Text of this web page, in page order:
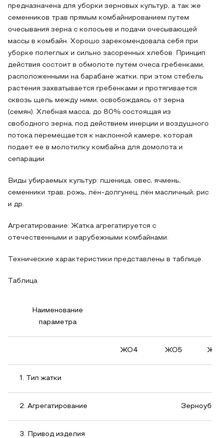
предназначена для уборки зерновых культур, а так же
семенников трав прямым комбайнированием путем
очесывания зерна с колосьев и подачи очесывающей
массы в комбайн. Хорошо зарекомендовала себя при
уборке полеглых и сильно засоренных хлебов. Принцип
действия состоит в обмолоте путем очеса гребенками,
расположенными на барабане жатки, при этом стебель
растения захватывается гребенками и протягивается
сквозь щель между ними, освобождаясь от зерна
(семян). Хлебная масса, до 80% состоящая из
свободного зерна, под действием инерции и воздушного
потока перемещается к наклонной камере, которая
подает ее в молотилку комбайна для домолота и
сепарации.
Виды убираемых культур: пшеница, овес, ячмень,
семенники трав, рожь, лён-долгунец, лён масличный, рис
и др.
Агрегатирование: Жатка агрегатируется с
отечественными и зарубежными комбайнами.
Технические характеристики представлены в таблице.
Таблица
Наименование
параметра
ЖО4 ЖО5
1. Тип жатки
2. Агрегатирование
3. Привод изделия